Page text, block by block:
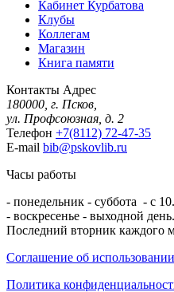
Кабинет Курбатова
Клубы
Коллегам
Магазин
Книга памяти
Контакты Адрес
180000, г. Псков,
ул. Профсоюзная, д. 2
Телефон +7(8112) 72-47-35
E-mail bib@pskovlib.ru
Часы работы
- понедельник - суббота - с
- воскресенье - выходной день.
Последний вторник каждого
Соглашение об
Политика